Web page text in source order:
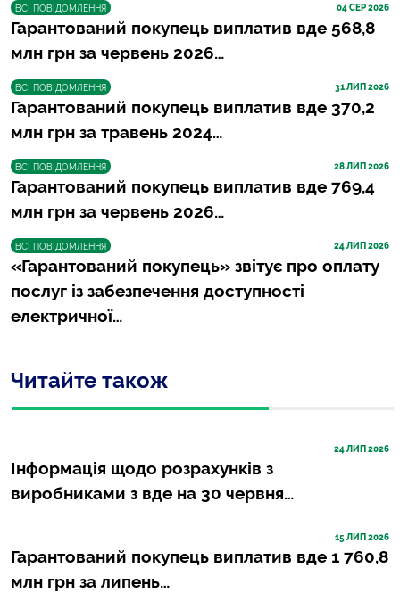
ВСІ ПОВІДОМЛЕННЯ 04 СЕР 2026
Гарантований покупець виплатив вде 568,8
млн грн за червень 2026…
ВСІ ПОВІДОМЛЕННЯ 31 ЛИП 2026
Гарантований покупець виплатив вде 370,2
млн грн за травень 2024…
ВСІ ПОВІДОМЛЕННЯ 28 ЛИП 2026
Гарантований покупець виплатив вде 769,4
млн грн за червень 2026…
ВСІ ПОВІДОМЛЕННЯ 24 ЛИП 2026
«Гарантований покупець» звітує про оплату
послуг із забезпечення доступності
електричної…
Читайте також
24 ЛИП 2026
Інформація щодо розрахунків з
виробниками з вде на 30 червня…
15 ЛИП 2026
Гарантований покупець виплатив вде 1 760,8
млн грн за липень…